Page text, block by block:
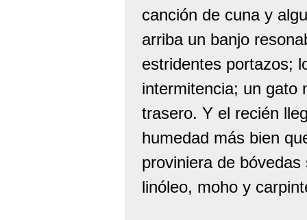
canción de cuna y
arriba un banjo
estridentes portazos;
intermitencia; un gato
trasero. Y el recién
humedad más bien
proviniera de
linóleo, moho y